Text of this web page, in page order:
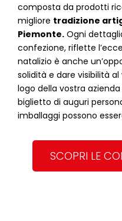
composta da prodotti
migliore tradizione
Piemonte. Ogni
confezione, riflette
natalizio è anche
solidità e dare visibilità
logo della vostra
biglietto di auguri
imballaggi possono
SCOPRI LE